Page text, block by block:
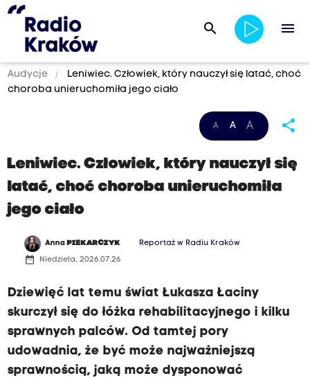
search menu
Audycje
Leniwiec. Człowiek, który nauczył się latać, choć
choroba unieruchomiła jego ciało
A A A share
Leniwiec. Człowiek, który nauczył się
latać, choć choroba unieruchomiła
jego ciało
Anna PIEKARCZYK Reportaż w Radiu Kraków
date_range Niedziela, 2026.07.26
Dziewięć lat temu świat Łukasza Łaciny
skurczył się do łóżka rehabilitacyjnego i kilku
sprawnych palców. Od tamtej pory
udowadnia, że być może najważniejszą
sprawnością, jaką może dysponować